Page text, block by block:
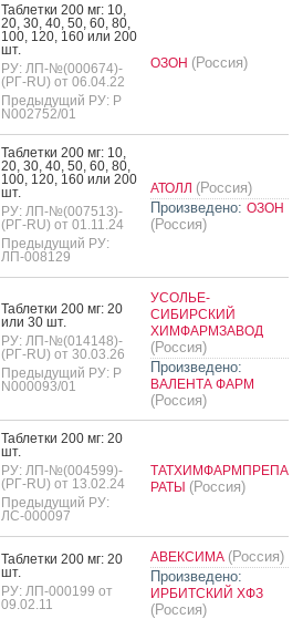
Таб­летки 200 мг: 10,
20, 30, 40, 50, 60, 80,
100, 120, 160 или 200
шт.
РУ: ЛП-№(000674)-
(РГ-RU) от 06.04.22
Предыдущий РУ: Р
N002752/01
ОЗОН (Россия)
Таб­летки 200 мг: 10,
20, 30, 40, 50, 60, 80,
100, 120, 160 или 200
шт.
РУ: ЛП-№(007513)-
(РГ-RU) от 01.11.24
Предыдущий РУ:
ЛП-008129
АТОЛЛ (Россия)
Произведено: ОЗОН
(Россия)
Таб­летки 200 мг: 20
или 30 шт.
РУ: ЛП-№(014148)-
(РГ-RU) от 30.03.26
Предыдущий РУ: Р
N000093/01
УСОЛЬЕ-
СИБИРСКИЙ
ХИМФАРМЗАВОД
(Россия)
Произведено:
ВАЛЕНТА ФАРМ
(Россия)
Таб­летки 200 мг: 20
шт.
РУ: ЛП-№(004599)-
(РГ-RU) от 13.02.24
Предыдущий РУ:
ЛС-000097
ТАТХИМФАРМПРЕПА
РАТЫ (Россия)
Таб­летки 200 мг: 20
шт.
РУ: ЛП-000199 от
09.02.11
АВЕКСИМА (Россия)
Произведено:
ИРБИТСКИЙ ХФЗ
(Россия)